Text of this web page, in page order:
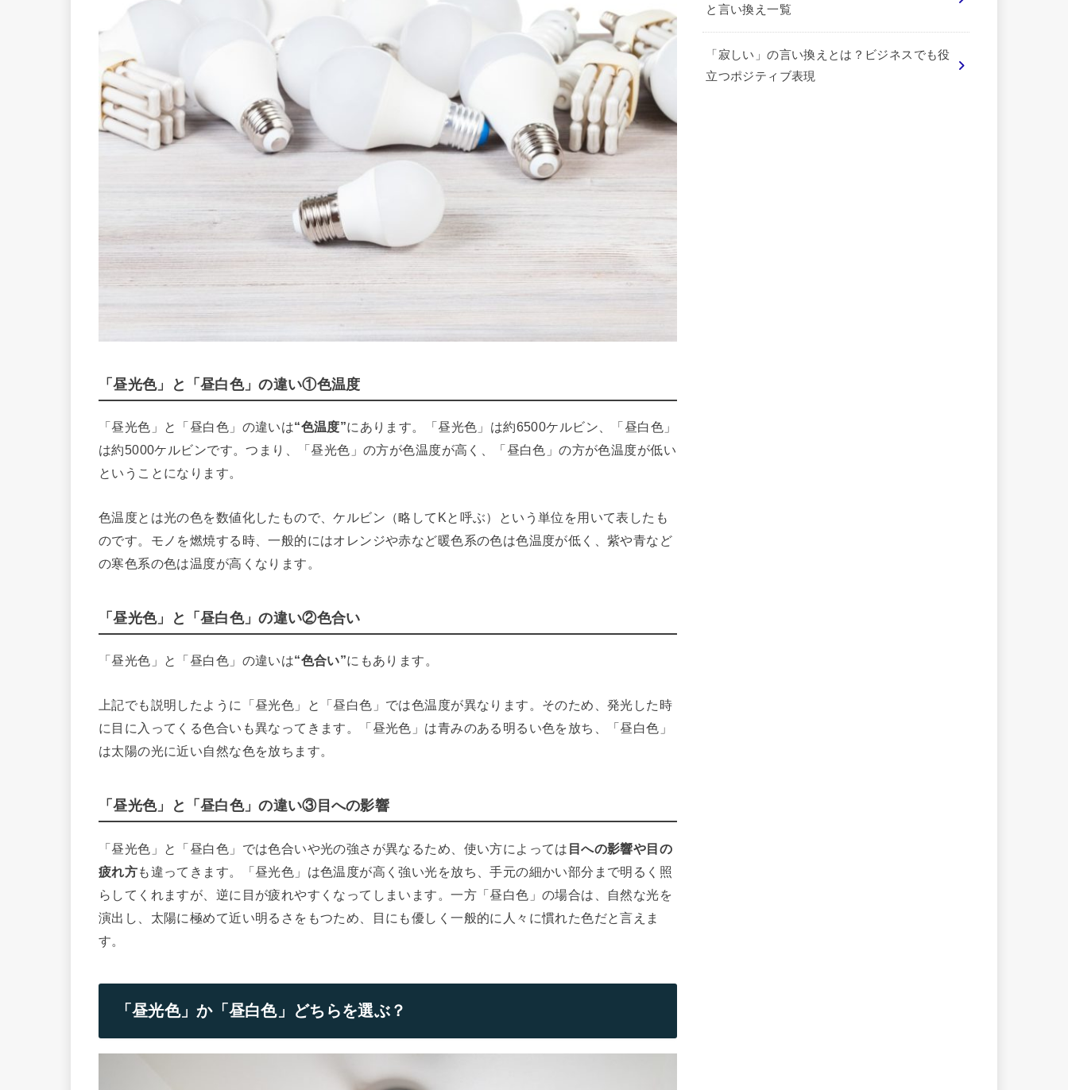
「昼光色」と「昼白色」の違い①色温度
「昼光色」と「昼白色」の違いは“色温度”にあります。
「昼光色」は約6500ケルビン、「昼白色」
は約5000ケルビンです。つまり、「昼光色」の方が色温度が高く、「昼白色」の方が色温度が低い
ということになります。
色温度とは光の色を数値化したもので、ケルビン（略してKと呼ぶ）という単位を用いて表したも
のです。モノを燃焼する時、一般的にはオレンジや赤など暖色系の色は色温度が低く、紫や青など
の寒色系の色は温度が高くなります。
「昼光色」と「昼白色」の違い②色合い
「昼光色」と「昼白色」の違いは“色合い”にもあります。
上記でも説明したように「昼光色」と「昼白色」では色温度が異なります。そのため、発光した時
に目に入ってくる色合いも異なってきます。「昼光色」は青みのある明るい色を放ち、「昼白色」
は太陽の光に近い自然な色を放ちます。
「昼光色」と「昼白色」の違い③目への影響
「昼光色」と「昼白色」では色合いや光の強さが異なるため、使い方によっては 目への影響や目の
疲れ方も違ってきます。「昼光色」は色温度が高く強い光を放ち、手元の細かい部分まで明るく照
らしてくれますが、逆に目が疲れやすくなってしまいます。一方「昼白色」の場合は、自然な光を
演出し、太陽に極めて近い明るさをもつため、目にも優しく一般的に人々に慣れた色だと言えま
す。
「昼光色」か「昼白色」どちらを選ぶ？
と言い換え一覧
「寂しい」の言い換えとは？ビジネスでも役
立つポジティブ表現